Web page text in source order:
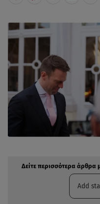
Δείτε περισσότερα άρθρα
Add